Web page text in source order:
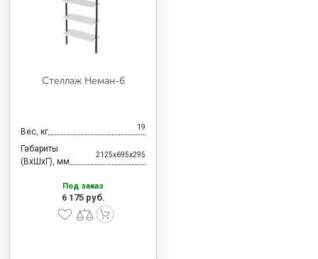
Стеллаж Неман-6
Вес, кг 19
Габариты
(ВхШхГ), мм
2125x695x295
Под заказ
6 175 руб.